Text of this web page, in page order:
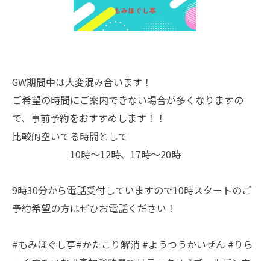
GW期間中は大変混み合います！
ご希望の時間にご案内できない場合が多くなりますの
で、事前予約をおすすめします！！
比較的空いてる時間として
10時〜12時、17時〜20時
9時30分から電話受付していますので10時スタートのご
予約希望の方はぜひお電話ください！
#もみほぐし亭#かたこり解消 #ようつうかいぜん #りら